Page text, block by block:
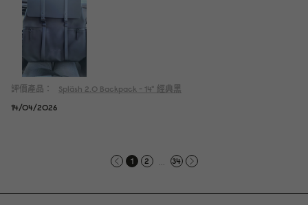
評價產品： Spläsh 2.0 Backpack - 14" 經典黑
14/04/2026
1 2 ... 34